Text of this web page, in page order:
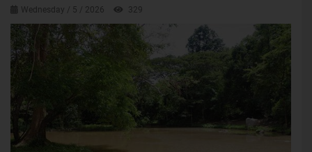
Wednesday / 5 / 2026 329